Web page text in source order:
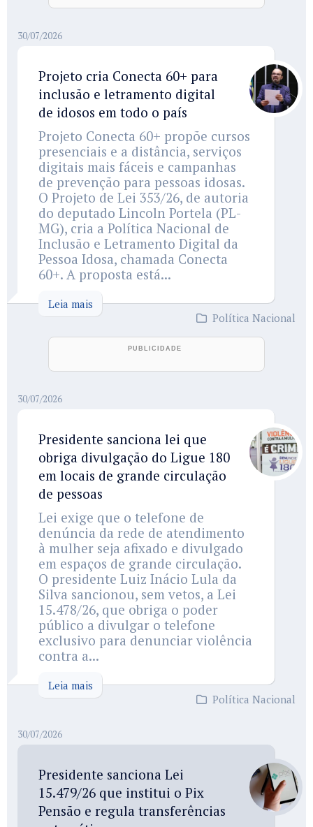
30/07/2026
Projeto cria Conecta 60+ para
inclusão e letramento digital
de idosos em todo o país
Projeto Conecta 60+ propõe cursos
presenciais e a distância, serviços
digitais mais fáceis e campanhas
de prevenção para pessoas idosas.
O Projeto de Lei 353/26, de autoria
do deputado Lincoln Portela (PL-
MG), cria a Política Nacional de
Inclusão e Letramento Digital da
Pessoa Idosa, chamada Conecta
60+. A proposta está...
Leia mais
Política Nacional
30/07/2026
Presidente sanciona lei que
obriga divulgação do Ligue 180
em locais de grande circulação
de pessoas
Lei exige que o telefone de
denúncia da rede de atendimento
à mulher seja afixado e divulgado
em espaços de grande circulação.
O presidente Luiz Inácio Lula da
Silva sancionou, sem vetos, a Lei
15.478/26, que obriga o poder
público a divulgar o telefone
exclusivo para denunciar violência
contra a...
Leia mais
Política Nacional
30/07/2026
Presidente sanciona Lei
15.479/26 que institui o Pix
Pensão e regula transferências